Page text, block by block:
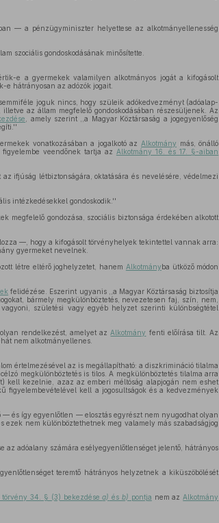
— a pénzügyminiszter helyettese az alkotmányellenesség
szociális gondoskodásának minősítette.
e a gyermekek valamilyen alkotmányos jogát a kifogásolt
e hátrányosan az adózók jogait.
joguk nincs, hogy szüleik adókedvezményt (adóalap-
az állam megfelelő gondoskodásában részesüljenek. Az
, amely szerint ,,a Magyar Köztársaság a jogegyenlőség
vonatkozásában a jogalkotó az Alkotmány más, önálló
veendőnek tartja az Alkotmány 16. és 17. §-aiban
ifjúság létbiztonságára, oktatására és nevelésére, védelmezi
intézkedésekkel gondoskodik.''
megfelelő gondozása, szociális biztonsága érdekében alkotott
—, hogy a kifogásolt törvényhelyek tekintettel vannak arra:
gyermeket nevelnek.
létre eltérő joghelyzetet, hanem Alkotmányba ütköző módon
felidézése. Eszerint ugyanis ,,a Magyar Köztársaság biztosítja
bármely megkülönböztetés, nevezetesen faj, szín, nem,
születési vagy egyéb helyzet szerinti különbségtétel
rendelkezést, amelyet az Alkotmány fenti előírása tilt. Az
nem alkotmányellenes.
értelmezésével az is megállapítható: a diszkrimináció tilalma
megkülönböztetés is tilos. A megkülönböztetés tilalma arra
kell kezelnie, azaz az emberi méltóság alapjogán nem eshet
figyelembevételével kell a jogosultságok és a kedvezmények
és így egyenlőtlen — elosztás egyrészt nem nyugodhat olyan
nem különböztethetnek meg valamely más szabadságjog
adóalany számára esélyegyenlőtlenséget jelentő, hátrányos
teremtő hátrányos helyzetnek a kiküszöbölését
törvény 34. § (3) bekezdésea) ésb) pontja nem az Alkotmány